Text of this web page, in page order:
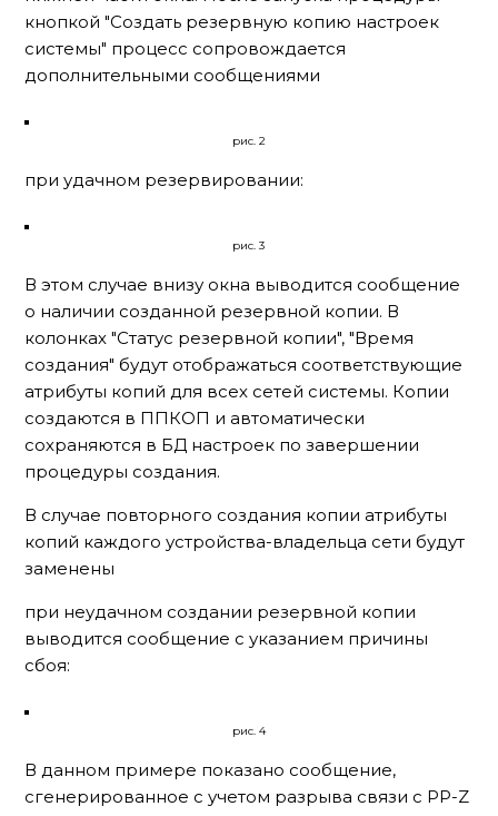
кнопкой "Создать резервную копию настроек
системы" процесс сопровождается
дополнительными сообщениями
рис. 2
при удачном резервировании:
рис. 3
В этом случае внизу окна выводится сообщение
о наличии созданной резервной копии. В
колонках "Статус резервной копии", "Время
создания" будут отображаться соответствующие
атрибуты копий для всех сетей системы. Копии
создаются в ППКОП и автоматически
сохраняются в БД настроек по завершении
процедуры создания.
В случае повторного создания копии атрибуты
копий каждого устройства-владельца сети будут
заменены
при неудачном создании резервной копии
выводится сообщение с указанием причины
сбоя:
рис. 4
В данном примере показано сообщение,
сгенерированное с учетом разрыва связи с РР-Z